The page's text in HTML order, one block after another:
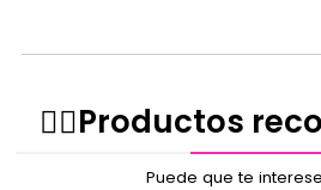
✌🏻️Productos
Puede que te